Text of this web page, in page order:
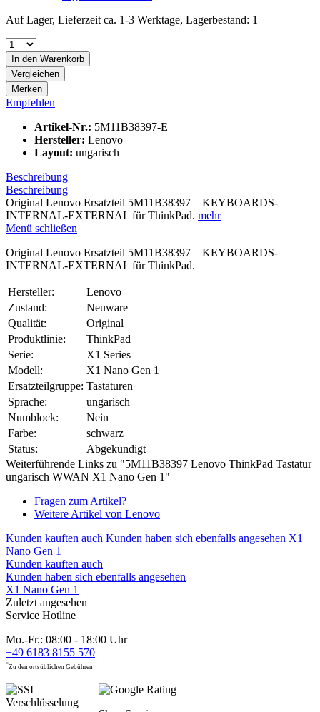
Auf Lager, Lieferzeit ca. 1-3 Werktage, Lagerbestand: 1
In den Warenkorb
Vergleichen
Merken
Empfehlen
Artikel-Nr.: 5M11B38397-E
Hersteller: Lenovo
Layout: ungarisch
Beschreibung
Beschreibung
Original Lenovo Ersatzteil 5M11B38397 – KEYBOARDS-
INTERNAL-EXTERNAL für ThinkPad. mehr
Menü schließen
Original Lenovo Ersatzteil 5M11B38397 – KEYBOARDS-
INTERNAL-EXTERNAL für ThinkPad.
Hersteller:
Lenovo
Zustand:
Neuware
Qualität:
Original
Produktlinie:
ThinkPad
Serie:
X1 Series
Modell:
X1 Nano Gen 1
Ersatzteilgruppe: Tastaturen
Sprache:
ungarisch
Numblock:
Nein
Farbe:
schwarz
Status:
Abgekündigt
Weiterführende Links zu "5M11B38397 Lenovo ThinkPad Tastatur
ungarisch WWAN X1 Nano Gen 1"
Fragen zum Artikel?
Weitere Artikel von Lenovo
Kunden kauften auch Kunden haben sich ebenfalls angesehen X1
Nano Gen 1
Kunden kauften auch
Kunden haben sich ebenfalls angesehen
X1 Nano Gen 1
Zuletzt angesehen
Service Hotline
Mo.-Fr.: 08:00 - 18:00 Uhr
+49 6183 8155 570
*Zu den ortsüblichen Gebühren